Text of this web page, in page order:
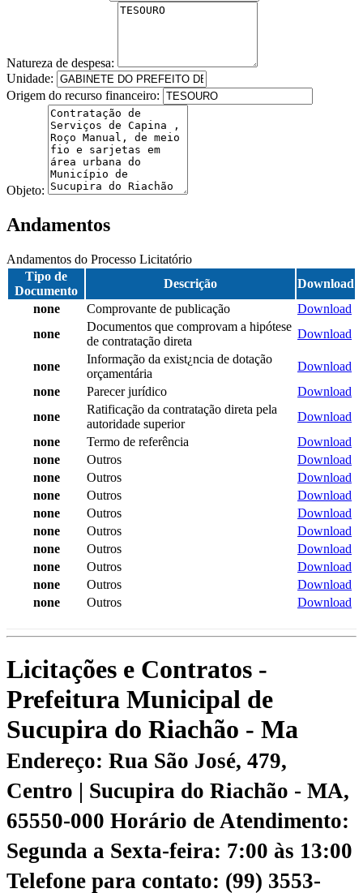
Natureza de despesa:
Unidade:
Origem do recurso financeiro:
Objeto:
Andamentos
Andamentos do Processo Licitatório
Tipo de
Documento
Descrição
Download
none
Comprovante de publicação
Download
none
Documentos que comprovam a hipótese
de contratação direta
Download
none
Informação da exist¿ncia de dotação
orçamentária
Download
none
Parecer jurídico
Download
none
Ratificação da contratação direta pela
autoridade superior
Download
none
Termo de referência
Download
none
Outros
Download
none
Outros
Download
none
Outros
Download
none
Outros
Download
none
Outros
Download
none
Outros
Download
none
Outros
Download
none
Outros
Download
none
Outros Download
Licitações e Contratos -
Prefeitura Municipal de
Sucupira do Riachão - Ma
Endereço: Rua São José, 479,
Centro | Sucupira do Riachão - MA,
65550-000 Horário de Atendimento:
Segunda a Sexta-feira: 7:00 às 13:00
Telefone para contato: (99) 3553-